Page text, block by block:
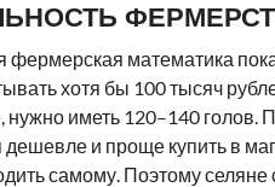
фермерская математика
хотя бы 100 тысяч
нужно иметь 120–140 голов.
дешевле и проще купить в
самому. Поэтому селяне